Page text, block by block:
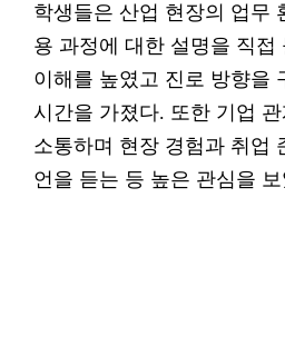
학생들은 산업 현장의 업무
용 과정에 대한 설명을 직접
이해를 높였고 진로 방향을
시간을 가졌다. 또한 기업 관
소통하며 현장 경험과 취업
언을 듣는 등 높은 관심을